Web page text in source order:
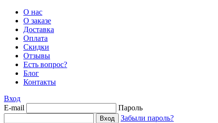
О нас
О заказе
Доставка
Оплата
Скидки
Отзывы
Есть вопрос?
Блог
Контакты
Вход
E-mail
Пароль
Забыли пароль?